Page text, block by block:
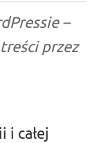
–
przez
i całej